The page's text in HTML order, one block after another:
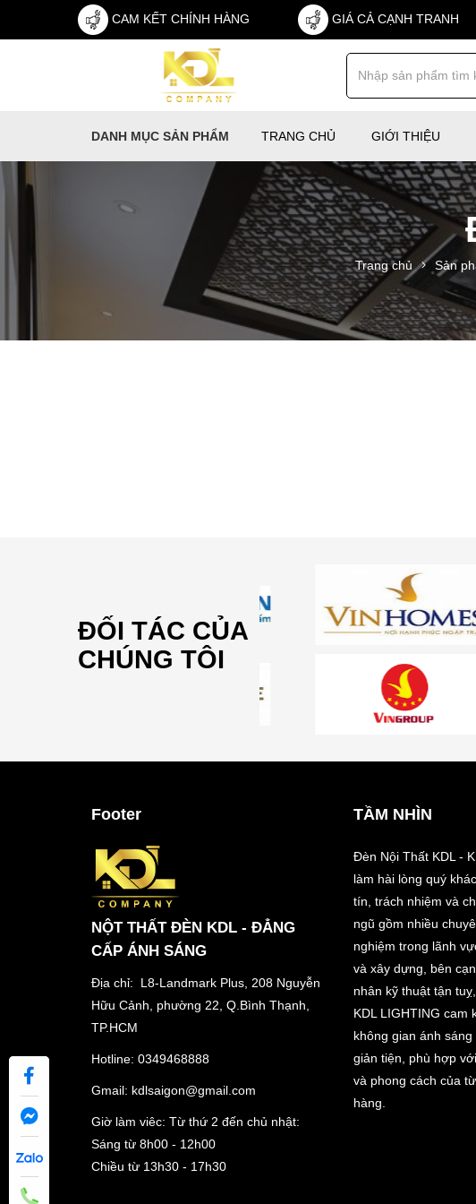
CAM KẾT CHÍNH HÀNG GIÁ CẢ CẠNH TRANH
DANH MỤC SẢN PHẨM TRANG CHỦ GIỚI THIỆU
Trang chủ Sản
ĐỐI TÁC CỦA
CHÚNG TÔI
Footer
NỘT THẤT ĐÈN KDL - ĐẲNG
CẤP ÁNH SÁNG
Địa chỉ: L8-Landmark Plus, 208 Nguyễn
Hữu Cảnh, phường 22, Q.Bình Thạnh,
TP.HCM
Hotline: 0349468888
Gmail: kdlsaigon@gmail.com
Giờ làm viêc: Từ thứ 2 đến chủ nhật:
Sáng từ 8h00 - 12h00
Chiều từ 13h30 - 17h30
TẦM NHÌN
Đèn Nội Thất KDL -
làm hài lòng quý
tín, trách nhiệm và
ngũ gồm nhiều
nghiệm trong lãnh
và xây dựng, bên
nhân kỹ thuật tận
KDL LIGHTING cam
không gian ánh sáng
giản tiện, phù hợp
và phong cách của
hàng.